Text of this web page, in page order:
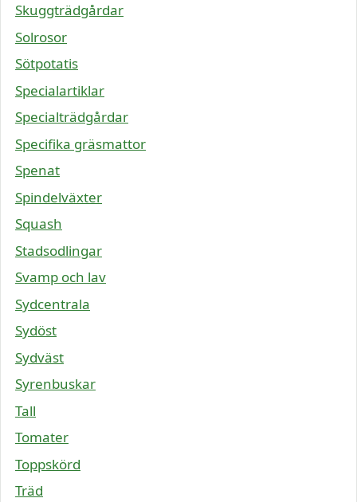
Skuggträdgårdar
Solrosor
Sötpotatis
Specialartiklar
Specialträdgårdar
Specifika gräsmattor
Spenat
Spindelväxter
Squash
Stadsodlingar
Svamp och lav
Sydcentrala
Sydöst
Sydväst
Syrenbuskar
Tall
Tomater
Toppskörd
Träd